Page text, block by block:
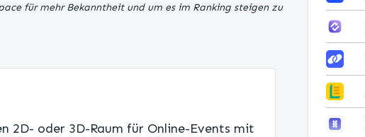
für mehr Bekanntheit und um es im Ranking steigen zu
2D- oder 3D-Raum für Online-Events mit